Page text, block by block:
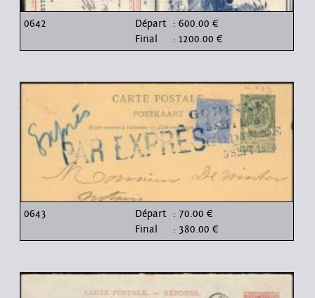
0642 Départ : 600.00 €
Final
: 1200.00 €
0643 Départ : 70.00 €
Final
: 380.00 €